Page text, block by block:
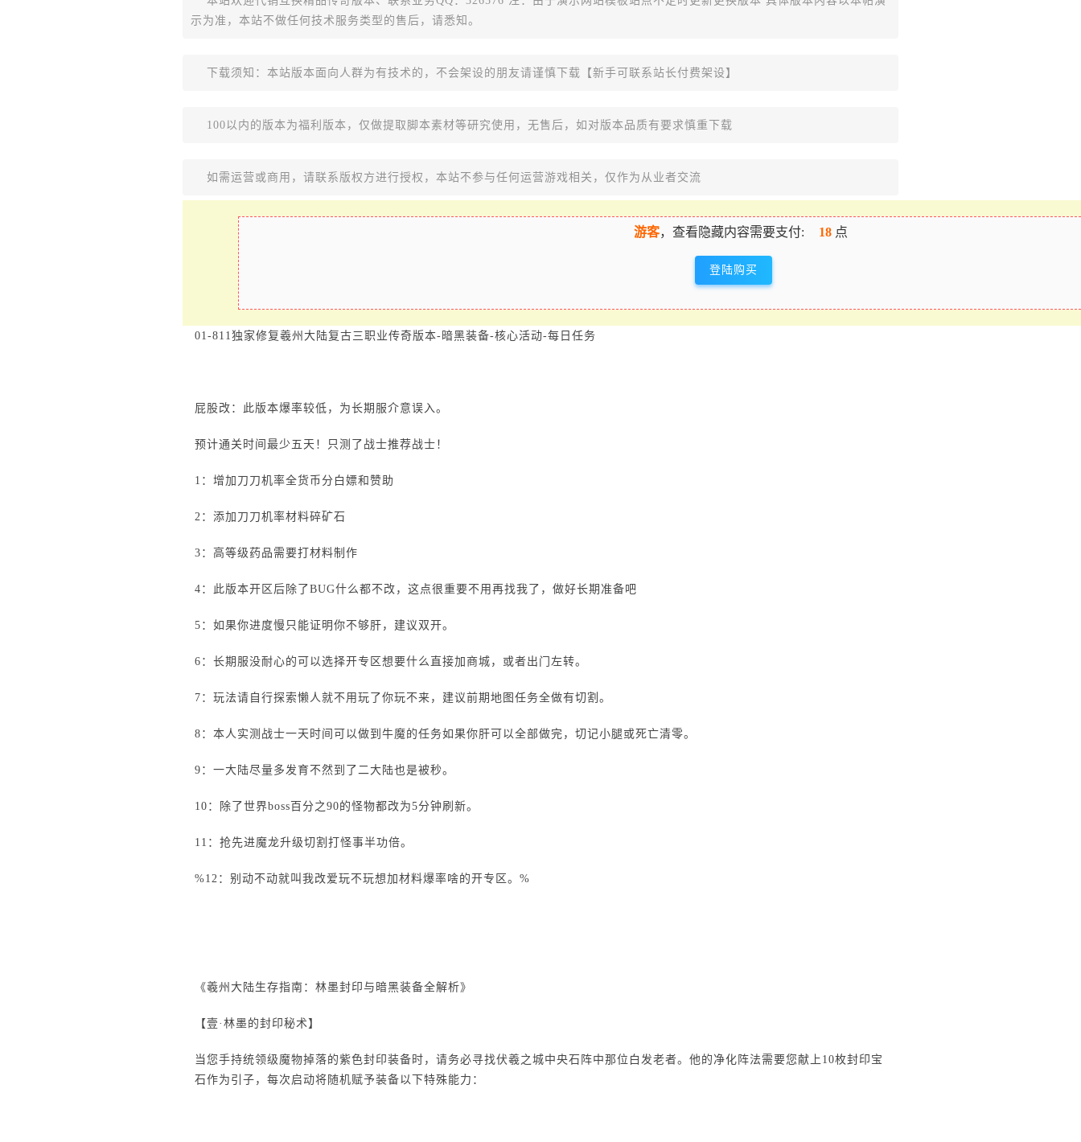
示为准，本站不做任何技术服务类型的售后，请悉知。
下载须知：本站版本面向人群为有技术的，不会架设的朋友请谨慎下载【新手可联系站长付费架设】
100以内的版本为福利版本，仅做提取脚本素材等研究使用，无售后，如对版本品质有要求慎重下载
如需运营或商用，请联系版权方进行授权，本站不参与任何运营游戏相关，仅作为从业者交流
游客，查看隐藏内容需要支付: 18 点
登陆购买
01-811独家修复羲州大陆复古三职业传奇版本-暗黑装备-核心活动-每日任务
屁股改：此版本爆率较低，为长期服介意误入。
预计通关时间最少五天！只测了战士推荐战士！
1：增加刀刀机率全货币分白嫖和赞助
2：添加刀刀机率材料碎矿石
3：高等级药品需要打材料制作
4：此版本开区后除了BUG什么都不改，这点很重要不用再找我了，做好长期准备吧
5：如果你进度慢只能证明你不够肝，建议双开。
6：长期服没耐心的可以选择开专区想要什么直接加商城，或者出门左转。
7：玩法请自行探索懒人就不用玩了你玩不来，建议前期地图任务全做有切割。
8：本人实测战士一天时间可以做到牛魔的任务如果你肝可以全部做完，切记小腿或死亡清零。
9：一大陆尽量多发育不然到了二大陆也是被秒。
10：除了世界boss百分之90的怪物都改为5分钟刷新。
11：抢先进魔龙升级切割打怪事半功倍。
%12：别动不动就叫我改爱玩不玩想加材料爆率啥的开专区。%
《羲州大陆生存指南：林墨封印与暗黑装备全解析》
【壹·林墨的封印秘术】
当您手持统领级魔物掉落的紫色封印装备时，请务必寻找伏羲之城中央石阵中那位白发老者。他的净化阵法需要您献上10枚封印宝
石作为引子，每次启动将随机赋予装备以下特殊能力：